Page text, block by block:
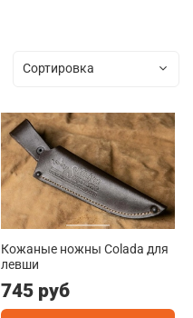
Кожаные ножны Colada для
левши
745 руб